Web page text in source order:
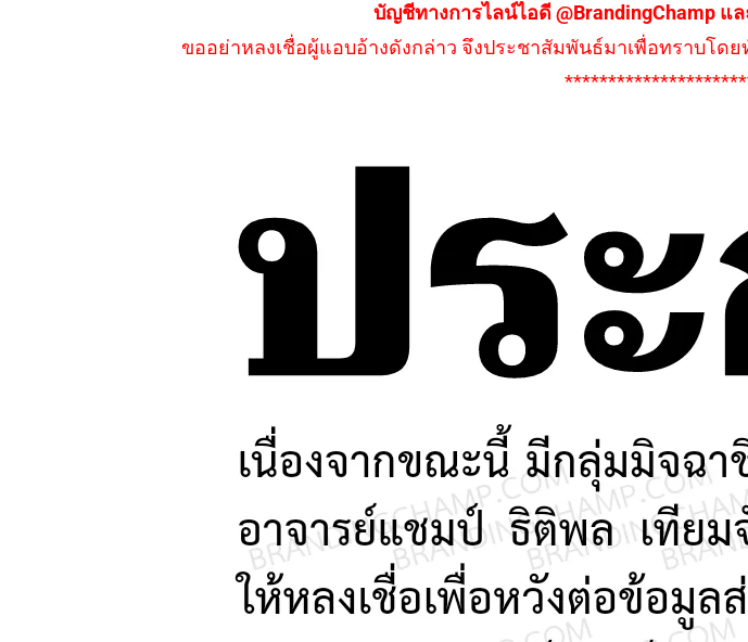
บัญชีทางการไลน์ไอดี @BrandingChamp แ
ขออย่าหลงเชื่อผู้แอบอ้างดังกล่าว จึงประชาสัมพันธ์มาเพื่อทราบโด